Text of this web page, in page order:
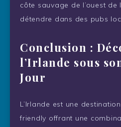
côte sauvage de l’ouest de
détendre dans des pubs
Conclusion :
l’Irlande sous
Jour
L’Irlande est une
friendly offrant une